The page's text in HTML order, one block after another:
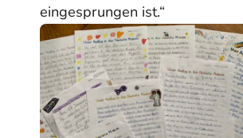
eingesprungen ist.“